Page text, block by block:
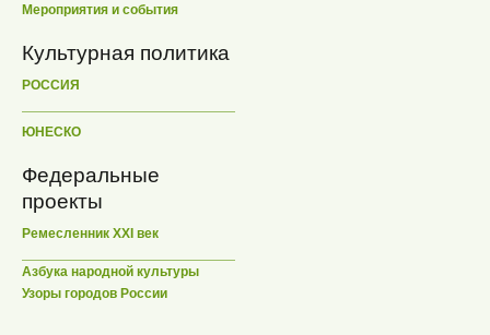
Мероприятия и события
Культурная политика
РОССИЯ
ЮНЕСКО
Федеральные
проекты
Ремесленник XXI век
Азбука народной культуры
Узоры городов России